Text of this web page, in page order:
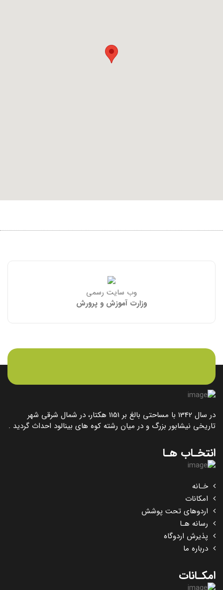
وب سایت رسمی
وزارت آموزش و پرورش
در سال 1342 با مساحتی بالغ بر 1151 هکتار، در شمال شرقی شهر
تاریخی نیشابور بزرگ و در میان رشته کوه های بینالود احداث گردید .
انتخـاب هـا
خـانه
امکانات
اردوهای تحت پوشش
رسانه هـا
پذیرش اردوگاه
درباره ما
امکـانات